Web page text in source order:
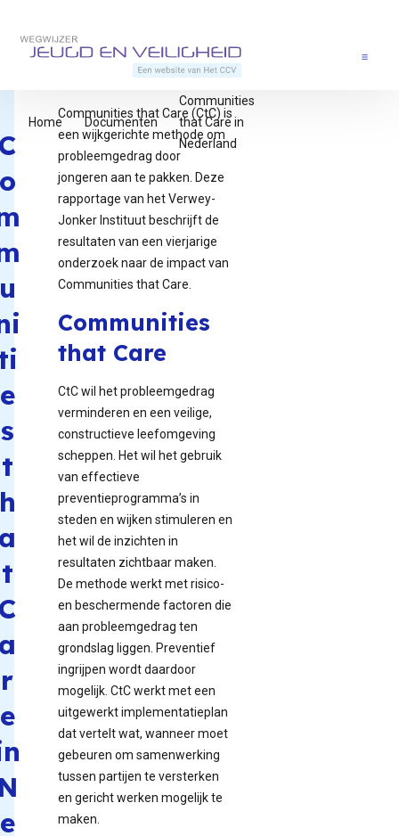
Terug naar de startpagina
e
s
t
t
r
e
e
Home Documenten
Communities
that Care in
Nederland
Communities that Care (CtC) is
een wijkgerichte methode om
probleemgedrag door
jongeren aan te pakken. Deze
rapportage van het Verwey-
Jonker Instituut beschrijft de
resultaten van een vierjarige
onderzoek naar de impact van
Communities that Care.
Communities
that Care
CtC wil het probleemgedrag
verminderen en een veilige,
constructieve leefomgeving
scheppen. Het wil het gebruik
van effectieve
preventieprogramma’s in
steden en wijken stimuleren en
het wil de inzichten in
resultaten zichtbaar maken.
De methode werkt met risico-
en beschermende factoren die
aan probleemgedrag ten
grondslag liggen. Preventief
ingrijpen wordt daardoor
mogelijk. CtC werkt met een
uitgewerkt implementatieplan
dat vertelt wat, wanneer moet
gebeuren om samenwerking
tussen partijen te versterken
en gericht werken mogelijk te
maken.